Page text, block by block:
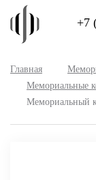
+7
Главная
Мемориальные
Мемориальный